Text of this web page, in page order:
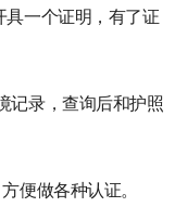
具一个证明，有了证
记录，查询后和护照
便做各种认证。